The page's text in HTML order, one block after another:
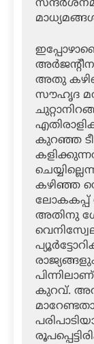
അര്‍ജന്റീന
അതു
സൗഹൃദ
കുറഞ്ഞ
കഴിഞ്ഞ
ലോകകപ്പ്
അതിനു
കുറവ്.